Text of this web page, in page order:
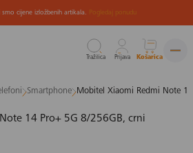
cijene izložbenih artikala. Pogledaj ponudu
Tražilica Prijava Košarica
Smartphone Mobitel Xiaomi Redmi Note
14 Pro+ 5G 8/256GB, crni